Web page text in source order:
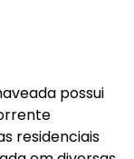
possui
residenciais